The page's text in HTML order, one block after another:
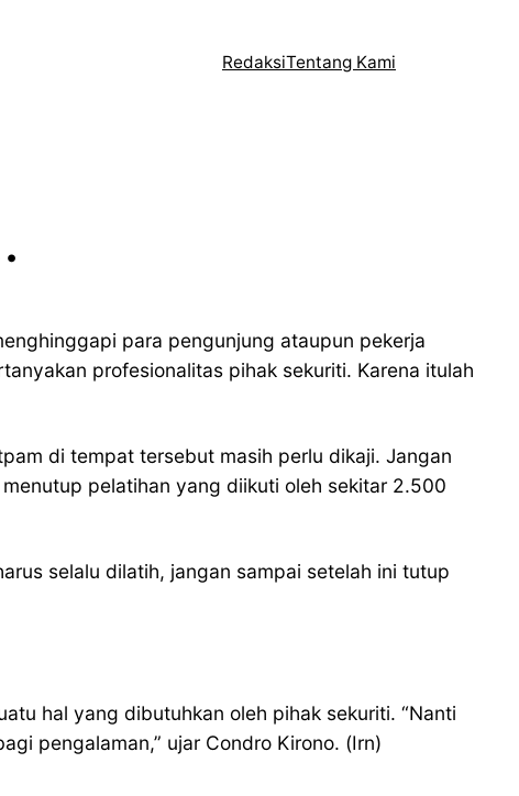
RedaksiTentang Kami
para pengunjung ataupun pekerja
profesionalitas pihak sekuriti. Karena itulah
di tempat tersebut masih perlu dikaji. Jangan
pelatihan yang diikuti oleh sekitar 2.500
selalu dilatih, jangan sampai setelah ini tutup
hal yang dibutuhkan oleh pihak sekuriti. “Nanti
pengalaman,” ujar Condro Kirono. (Irn)